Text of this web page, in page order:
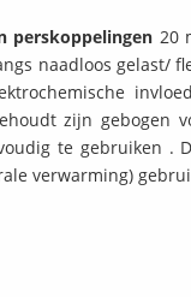
perskoppelingen 20
naadloos gelast/
zijn gebogen
te gebruiken .
verwarming)